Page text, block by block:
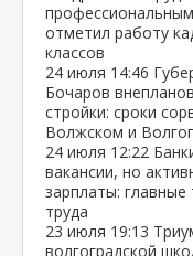
отметил работу
классов
24 июля 14:46
Бочаров
стройки: сроки
Волжском и
24 июля 12:22
вакансии, но
зарплаты:
труда
23 июля 19:13
волгоградской